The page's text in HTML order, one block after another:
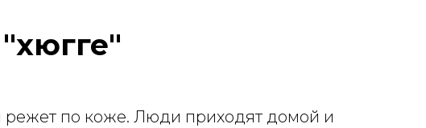
режет по коже. Люди приходят домой и